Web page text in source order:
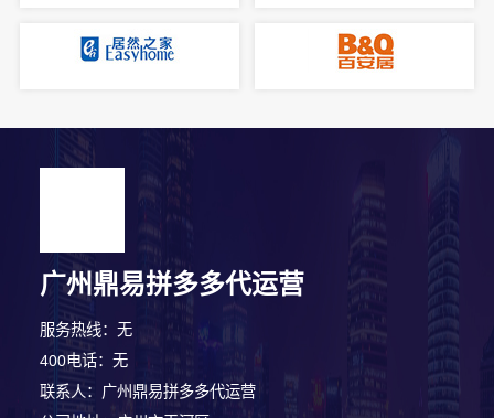
广州鼎易拼多多代运营
服务热线：无
400电话：无
联系人：广州鼎易拼多多代运营